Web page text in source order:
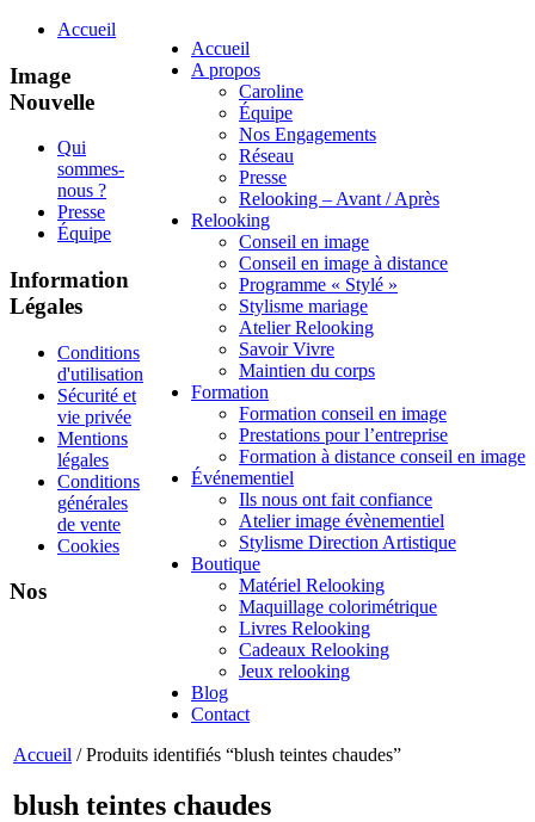
Accueil
A propos
Caroline
Équipe
Nos Engagements
Réseau
Presse
Relooking – Avant / Après
Relooking
Conseil en image
Conseil en image à distance
Programme « Stylé »
Stylisme mariage
Atelier Relooking
Savoir Vivre
Maintien du corps
Formation
Formation conseil en image
Prestations pour l’entreprise
Formation à distance conseil en image
Événementiel
Ils nous ont fait confiance
Atelier image évènementiel
Stylisme Direction Artistique
Boutique
Matériel Relooking
Maquillage colorimétrique
Livres Relooking
Cadeaux Relooking
Jeux relooking
Blog
Contact
Accueil
Accueil / Produits identifiés “blush teintes chaudes”
blush teintes chaudes
Image
Nouvelle
Qui
sommes-
nous ?
Presse
Équipe
Information
Légales
Conditions
d'utilisation
Sécurité et
vie privée
Mentions
légales
Conditions
générales
de vente
Cookies
Nos